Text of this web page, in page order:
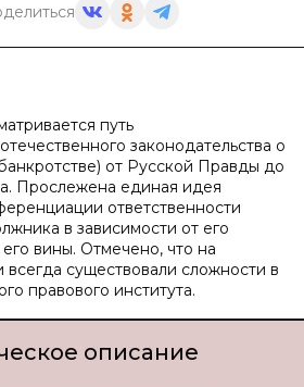
путь
законодательства о
от Русской Правды до
Прослежена единая идея
ответственности
в зависимости от его
вины. Отмечено, что на
существовали сложности в
правового института.
описание